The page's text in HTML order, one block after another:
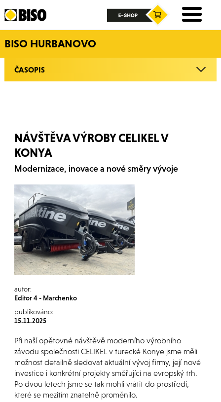
BISO HURBANOVO
ČASOPIS
NÁVŠTĚVA VÝROBY CELIKEL V
KONYA
Modernizace, inovace a nové směry vývoje
autor:
Editor 4 - Marchenko
publikováno:
15.11.2025
Při naší opětovné návštěvě moderního výrobního
závodu společnosti CELIKEL v turecké Konye jsme měli
možnost detailně sledovat aktuální vývoj firmy, její nové
investice i konkrétní projekty směřující na evropský trh.
Po dvou letech jsme se tak mohli vrátit do prostředí,
které se mezitím znatelně proměnilo.